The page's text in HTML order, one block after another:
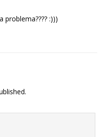
problema???? :)))